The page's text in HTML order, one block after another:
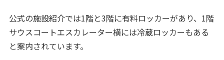
公式の施設紹介では1階と3階に有料ロッカーがあり、1階
サウスコートエスカレーター横には冷蔵ロッカーもある
と案内されています。